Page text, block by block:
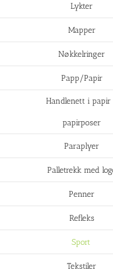
Lykter
Mapper
Nøkkelringer
Papp/Papir
Handlenett i papir
papirposer
Paraplyer
Palletrekk med
Penner
Refleks
Sport
Tekstiler